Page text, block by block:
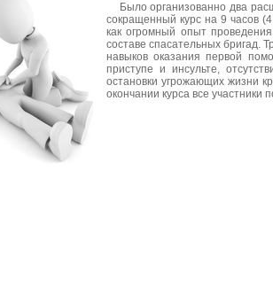
Было организованно два
сокращенный курс на 9 часов
как огромный опыт
составе спасательных бригад.
навыков оказания первой
приступе и инсульте,
остановки угрожающих жизни
окончании курса все участники